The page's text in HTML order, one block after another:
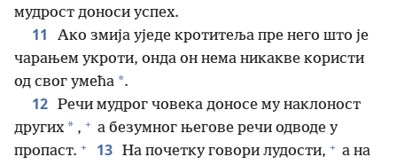
мудрост доноси успех.
11
Ако змија уједе кротитеља пре него што је
чарањем укроти, онда он нема никакве користи
од свог умећа *.
12 Речи мудрог човека доносе му наклоност
других * , + а безумног његове речи одводе у
пропаст. + 13 На почетку говори лудости, + а на